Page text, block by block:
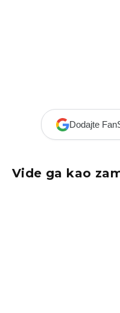
Dodajte
Vide ga kao